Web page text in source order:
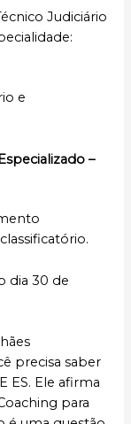
Judiciário
e
–
dia 30 de
precisa saber
ES. Ele afirma
para